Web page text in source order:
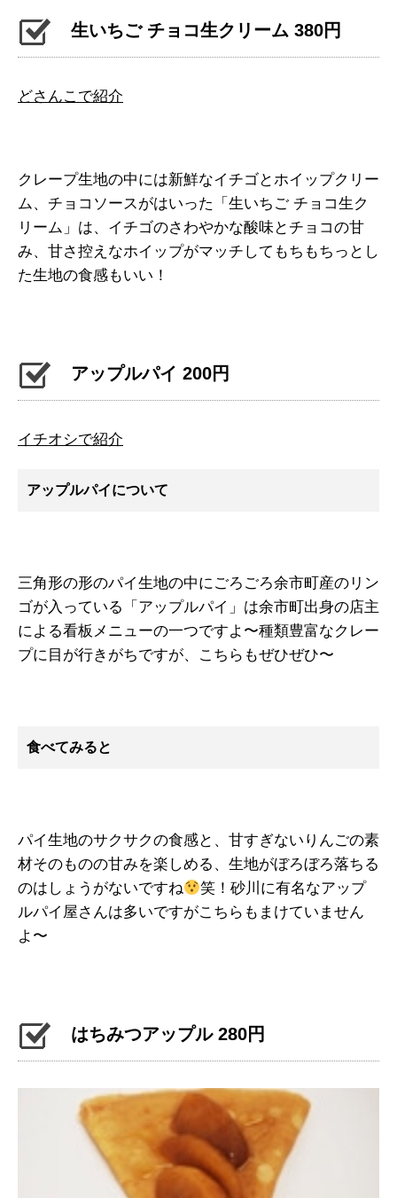
生いちご チョコ生クリーム 380円
どさんこで紹介
クレープ生地の中には新鮮なイチゴとホイップクリー
ム、チョコソースがはいった「生いちご チョコ生ク
リーム」は、イチゴのさわやかな酸味とチョコの甘
み、甘さ控えなホイップがマッチしてもちもちっとし
た生地の食感もいい！
アップルパイ 200円
イチオシで紹介
アップルパイについて
三角形の形のパイ生地の中にごろごろ余市町産のリン
ゴが入っている「アップルパイ」は余市町出身の店主
による看板メニューの一つですよ〜種類豊富なクレー
プに目が行きがちですが、こちらもぜひぜひ〜
食べてみると
パイ生地のサクサクの食感と、甘すぎないりんごの素
材そのものの甘みを楽しめる、生地がぼろぼろ落ちる
のはしょうがないですね
笑！砂川に有名なアップ
ルパイ屋さんは多いですがこちらもまけていません
よ〜
はちみつアップル 280円